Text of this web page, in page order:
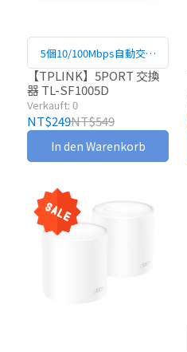
5個10/100Mbps自動交涉
RJ45連接埠
【TPLINK】5PORT 交換
器 TL-SF1005D
Verkauft: 0
NT$249NT$549
In den Warenkorb